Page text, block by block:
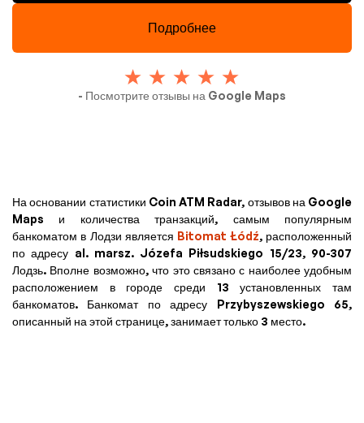
Подробнее
- Посмотрите отзывы на Google Maps
На основании статистики Coin ATM Radar, отзывов на Google
Maps и количества транзакций, самым популярным
банкоматом в Лодзи является Bitomat Łódź, расположенный
по адресу al. marsz. Józefa Piłsudskiego 15/23, 90-307
Лодзь. Вполне возможно, что это связано с наиболее удобным
расположением в городе среди 13 установленных там
банкоматов. Банкомат по адресу Przybyszewskiego 65,
описанный на этой странице, занимает только 3 место.